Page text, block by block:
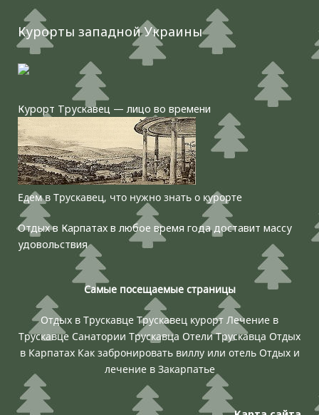
Курорты западной Украины
Курорт Трускавец — лицо во времени
Едем в Трускавец, что нужно знать о курорте
Отдых в Карпатах в любое время года доставит массу
удовольствия
Самые посещаемые страницы
Отдых в Трускавце Трускавец курорт Лечение в
Трускавце Санатории Трускавца Отели Трускавца Отдых
в Карпатах Как забронировать виллу или отель Отдых и
лечение в Закарпатье